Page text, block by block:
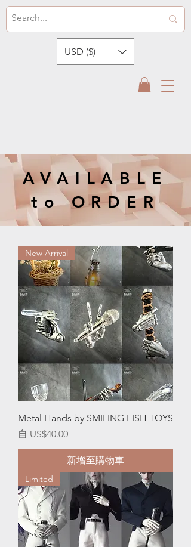
USD ($)
AVAILABLE
to ORDER
New Arrival
Metal Hands by SMILING FISH TOYS
自 US$40.00
促銷價格
新增至購物車
Limited